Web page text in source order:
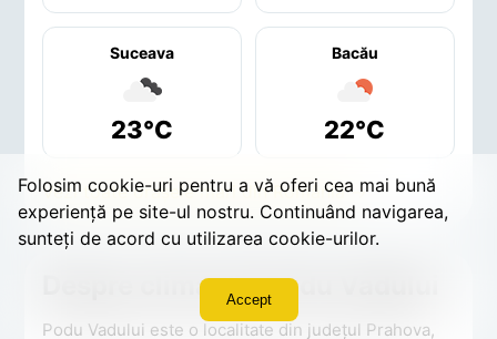
Suceava
23°C
Bacău
22°C
Vezi toate orașele mari din România →
Despre clima din Podu Vadului
Podu Vadului este o localitate din județul Prahova,
Folosim cookie-uri pentru a vă oferi cea mai bună
experiență pe site-ul nostru. Continuând navigarea,
sunteți de acord cu utilizarea cookie-urilor.
Accept